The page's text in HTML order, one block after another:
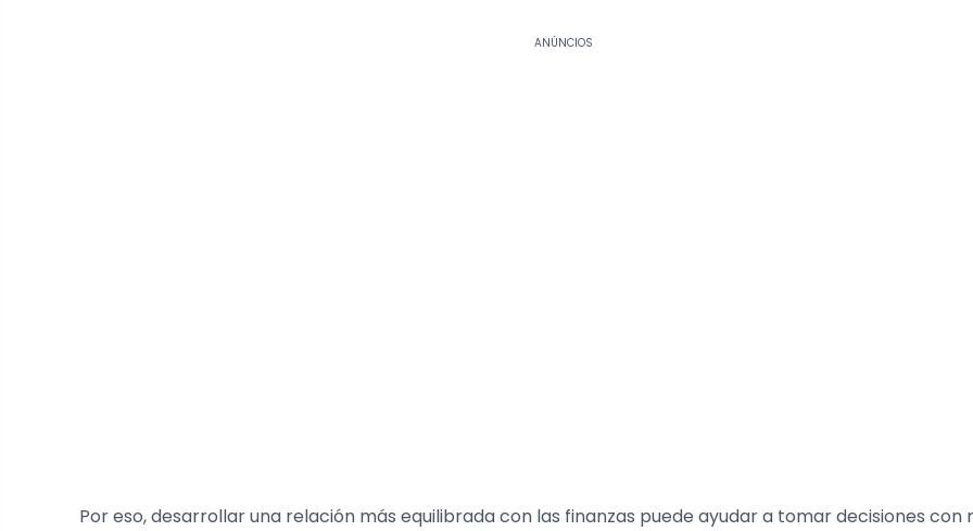
ANÚNCIOS
Por eso, desarrollar una relación más equilibrada con las finanzas puede ayudar a tomar decisiones con